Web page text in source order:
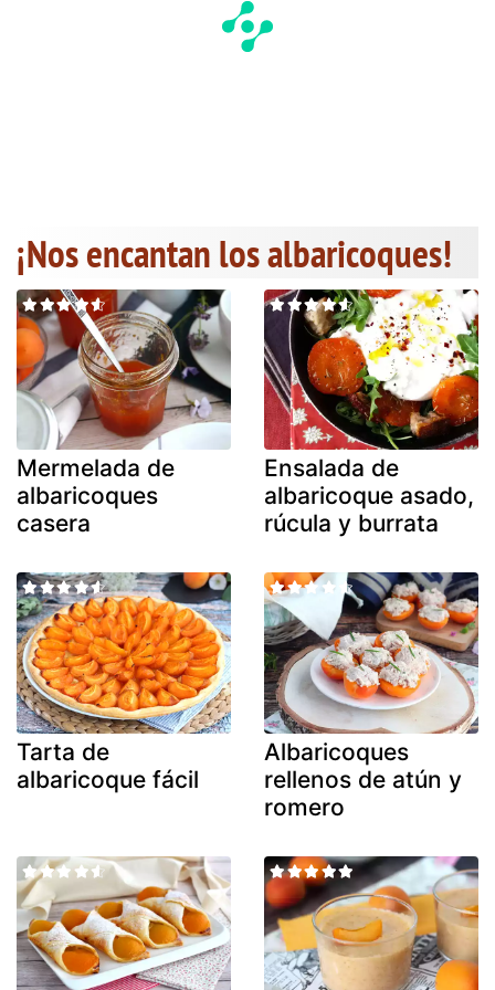
¡Nos encantan los albaricoques!
Mermelada de
albaricoques
casera
Ensalada de
albaricoque asado,
rúcula y burrata
Tarta de
albaricoque fácil
Albaricoques
rellenos de atún y
romero